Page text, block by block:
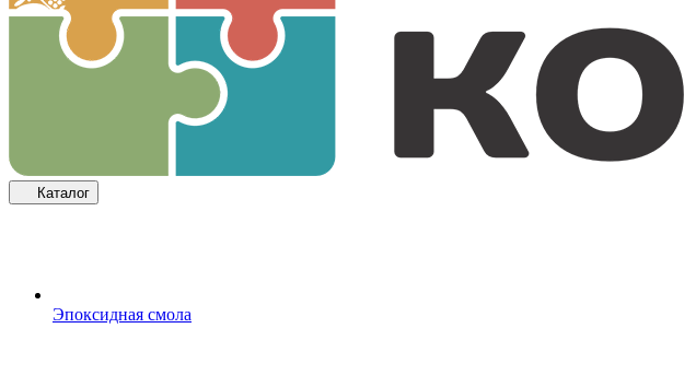
Каталог
Эпоксидная смола